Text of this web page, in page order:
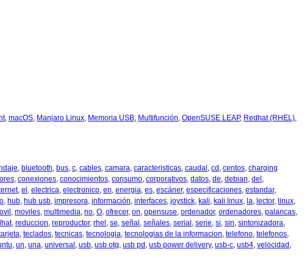
, macOS, Manjaro Linux, Memoria USB, Multifunción, OpenSUSE LEAP, Redhat (RHEL),
, bluetooth, bus, c, cables, camara, caracteristicas, caudal , cd , centos, charging
, conexiones, conocimientos, consumo, corporativos, datos, de, debian, del ,
, el , electrica, electronico, en, energia, es, escáner, especificaciones, estandar,
, hub, hub usb, impresora, información, interfaces, joystick, kali, kali linux, la, lector, linux,
, moviles, multimedia, no, O, ofrecer, on, opensuse, ordenador, ordenadores, palancas,
, reduccion, reproductor, rhel , se, señal , señales, serial , serie, si, sin, sintonizadora,
, teclados, tecnicas, tecnologia, tecnologias de la informacion, telefono, telefonos,
, un, una, universal , usb, usb otg, usb pd , usb power delivery, usb-c, usb4, velocidad ,